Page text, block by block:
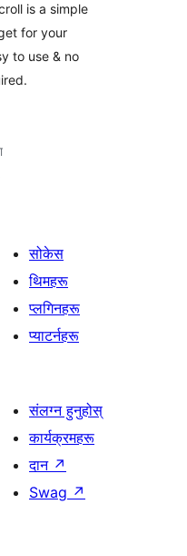
is a simple
for your
to use & no
सोकेस
थिमहरू
प्लगिनहरू
प्याटर्नहरू
संलग्न हुनुहोस्
कार्यक्रमहरू
दान ↗
Swag ↗